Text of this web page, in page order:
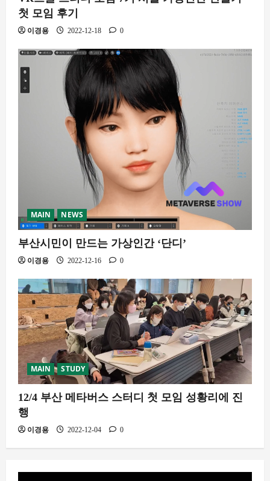
첫 모임 후기
이경용 2022-12-18 0
MAIN NEWS
부산시민이 만드는 가상인간 ‘단디’
이경용 2022-12-16 0
MAIN STUDY
12/4 부산 메타버스 스터디 첫 모임 성황리에 진
행
이경용 2022-12-04 0